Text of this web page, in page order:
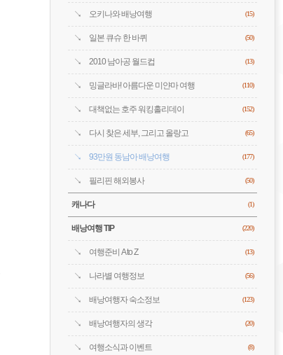
오키나와 배낭여행 (15)
일본 큐슈 한 바퀴 (50)
2010 남아공 월드컵 (13)
밍글라바! 아름다운 미얀마 여행 (110)
대책없는 호주 워킹홀리데이 (152)
다시 찾은 세부, 그리고 올랑고 (65)
93만원 동남아 배낭여행 (177)
필리핀 해외봉사 (50)
캐나다 (1)
배낭여행 TIP (220)
여행준비 A to Z (13)
나라별 여행정보 (56)
배낭여행자 숙소정보 (123)
배낭여행자의 생각 (20)
여행소식과 이벤트 (8)